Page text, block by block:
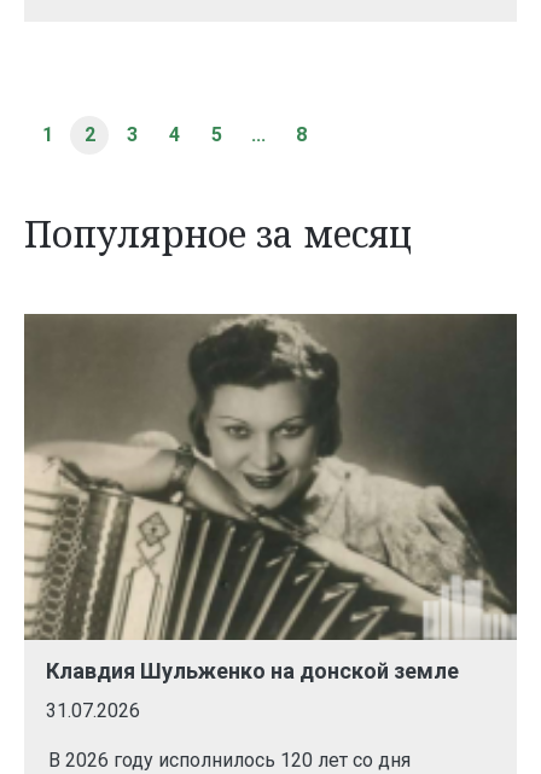
1 2 3 4 5 ... 8
Популярное за месяц
Клавдия Шульженко на донской земле
31.07.2026
В 2026 году исполнилось 120 лет со дня